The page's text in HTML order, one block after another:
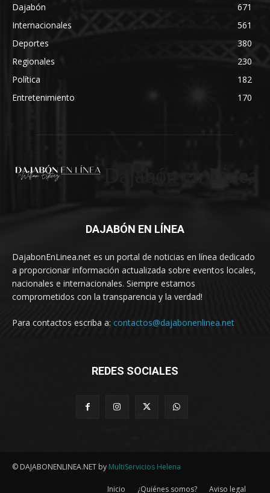
Dajabón
671
Internacionales
561
Deportes
380
Regionales
230
Política
182
Entretenimiento
170
DAJABÓN EN LÍNEA
DajabonEnLinea.net es un portal de noticias en línea dedicado
a proporcionar información actualizada sobre eventos locales,
nacionales e internacionales. Siempre estamos
comprometidos con la transparencia y la verdad!
Para contactos escriba a: contactos@dajabonenlinea.net
REDES SOCIALES
© DAJABONENLINEA.NET by MultiServicios Helena
Inicio ¿Quiénes somos? Aviso legal